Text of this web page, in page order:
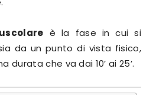
è la fase in cui si
da un punto di vista fisico,
durata che va dai 10’ ai 25’.